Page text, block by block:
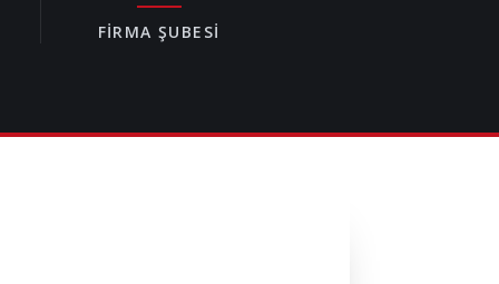
FIRMA ŞUBESI